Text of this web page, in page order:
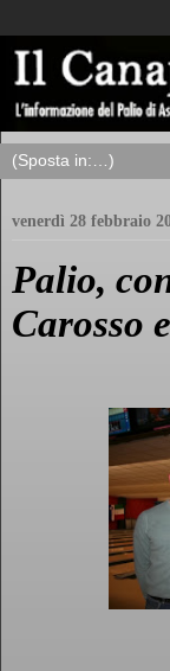
venerdì 28 febbraio
Palio,
Carosso